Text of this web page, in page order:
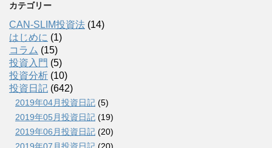
カテゴリー
CAN-SLIM投資法 (14)
はじめに (1)
コラム (15)
投資入門 (5)
投資分析 (10)
投資日記 (642)
2019年04月投資日記 (5)
2019年05月投資日記 (19)
2019年06月投資日記 (20)